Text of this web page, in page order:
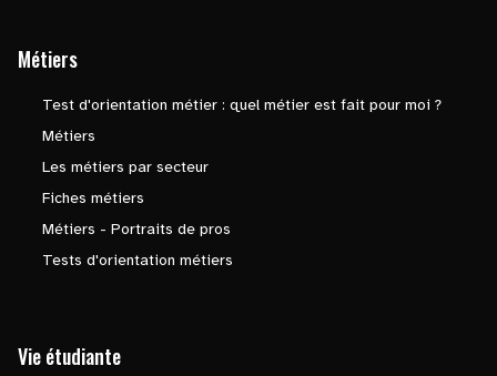
Métiers
Test d'orientation métier : quel métier est fait pour moi ?
Métiers
Les métiers par secteur
Fiches métiers
Métiers - Portraits de pros
Tests d'orientation métiers
Vie étudiante